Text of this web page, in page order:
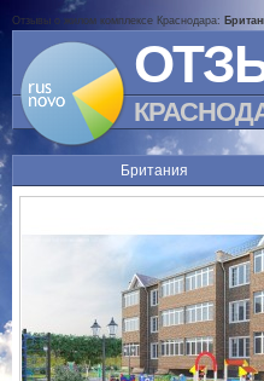
Отзывы о жилом комплексе Краснодара:
Британия